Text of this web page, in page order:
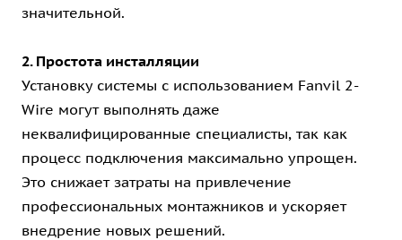
значительной.
2. Простота инсталляции
Установку системы с использованием Fanvil 2-
Wire могут выполнять даже
неквалифицированные специалисты, так как
процесс подключения максимально упрощен.
Это снижает затраты на привлечение
профессиональных монтажников и ускоряет
внедрение новых решений.